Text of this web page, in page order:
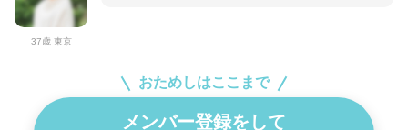
37歳 東京
おためしはここまで
メンバー登録をして